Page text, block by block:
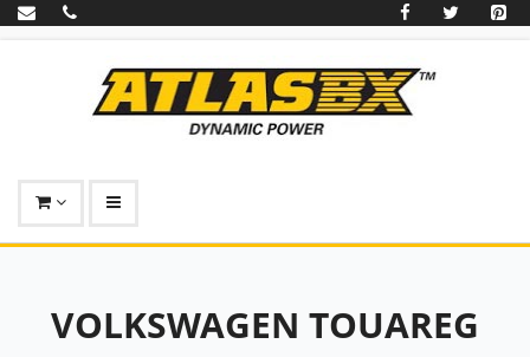
VOLKSWAGEN TOUAREG